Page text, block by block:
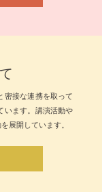
密接な連携を取って
います。講演活動や
展開しています。